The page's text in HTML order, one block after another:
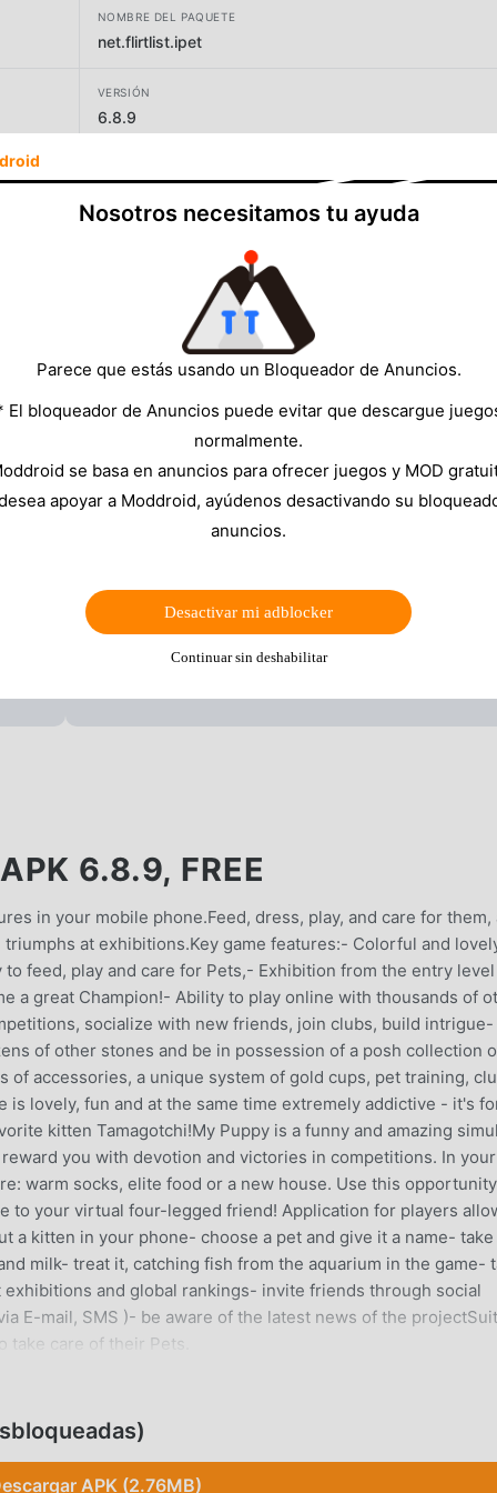
NOMBRE DEL PAQUETE
net.flirtlist.ipet
VERSIÓN
6.8.9
6.8.9, FREE
in your mobile phone.Feed, dress, play, and care for them,
at exhibitions.Key game features:- Colorful and
feed, play and care for Pets,- Exhibition from the entry
a great Champion!- Ability to play online with thousands of
socialize with new friends, join clubs, build intrigue-
of other stones and be in possession of a posh collection
accessories, a unique system of gold cups, pet training,
is lovely, fun and at the same time extremely addictive - it's
kitten Tamagotchi!My Puppy is a funny and amazing
you with devotion and victories in competitions. In your
warm socks, elite food or a new house. Use this
to your virtual four-legged friend! Application for players
a kitten in your phone- choose a pet and give it a name- take
milk- treat it, catching fish from the aquarium in the game-
and global rankings- invite friends through social
E-mail, SMS )- be aware of the latest news of the
take care of their Pets.
recientemente, ganó muchos fanáticos en todo el mundo
juego, como el sitio de descarga de juegos gratuitos mod
APK (2.76MB)
Nosotros necesitamos tu ayuda
Parece que estás usando un Bloqueador de Anuncios.
El bloqueador de Anuncios puede evitar que descargue
normalmente.
se basa en anuncios para ofrecer juegos y MOD
apoyar a Moddroid, ayúdenos desactivando su
anuncios.
Desactivar mi adblocker
Continuar sin deshabilitar